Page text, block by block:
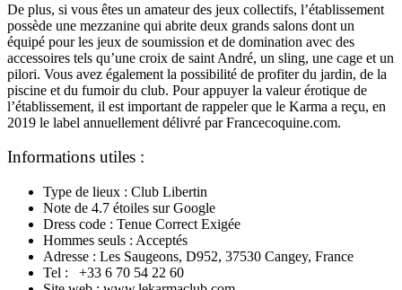
De plus, si vous êtes un amateur des jeux collectifs, l’établissement
possède une mezzanine qui abrite deux grands salons dont un
équipé pour les jeux de soumission et de domination avec des
accessoires tels qu’une croix de saint André, un sling, une cage et un
pilori. Vous avez également la possibilité de profiter du jardin, de la
piscine et du fumoir du club. Pour appuyer la valeur érotique de
l’établissement, il est important de rappeler que le Karma a reçu, en
2019 le label annuellement délivré par Francecoquine.com.
Informations utiles :
Type de lieux : Club Libertin
Note de 4.7 étoiles sur Google
Dress code : Tenue Correct Exigée
Hommes seuls : Acceptés
Adresse : Les Saugeons, D952, 37530 Cangey, France
Tel : +33 6 70 54 22 60